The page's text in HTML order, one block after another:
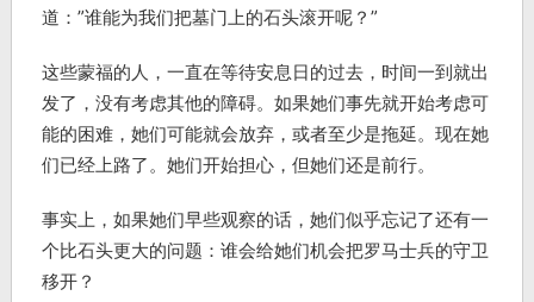
道：”谁能为我们把墓门上的石头滚开呢？”
这些蒙福的人，一直在等待安息日的过去，时间一到就出
发了，没有考虑其他的障碍。如果她们事先就开始考虑可
能的困难，她们可能就会放弃，或者至少是拖延。现在她
们已经上路了。她们开始担心，但她们还是前行。
事实上，如果她们早些观察的话，她们似乎忘记了还有一
个比石头更大的问题：谁会给她们机会把罗马士兵的守卫
移开？